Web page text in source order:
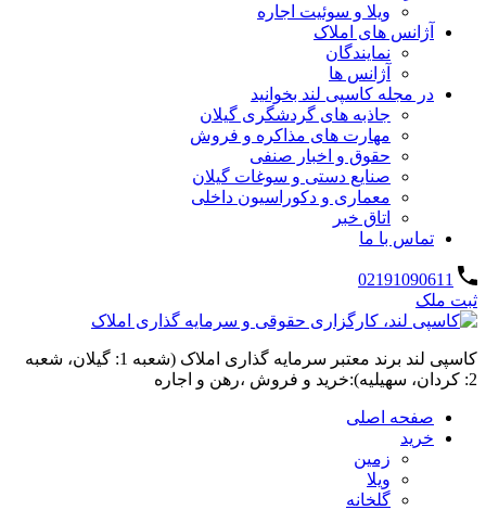
ویلا و سوئیت اجاره
آژانس های املاک
نمایندگان
آژانس ها
در مجله کاسپی لند بخوانید
جاذبه های گردشگری گیلان
مهارت های مذاکره و فروش
حقوق و اخبار صنفی
صنایع دستی و سوغات گیلان
معماری و دکوراسیون داخلی
اتاق خبر
تماس با ما
02191090611
ثبت ملک
کاسپی لند برند معتبر سرمایه گذاری املاک (شعبه 1: گیلان، شعبه
2: کردان، سهیلیه):خرید و فروش ،رهن و اجاره
صفحه اصلی
خرید
زمین
ویلا
گلخانه